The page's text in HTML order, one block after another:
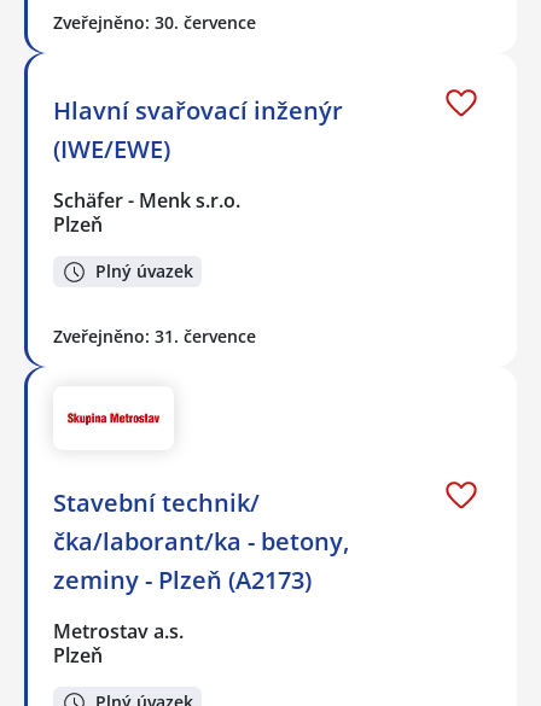
Zveřejněno: 30. července
Hlavní svařovací inženýr
(IWE/EWE)
Schäfer - Menk s.r.o.
Plzeň
Plný úvazek
Zveřejněno: 31. července
Stavební technik/
čka/laborant/ka - betony,
zeminy - Plzeň (A2173)
Metrostav a.s.
Plzeň